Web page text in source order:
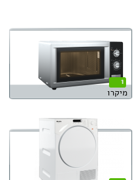
1
מיקרו